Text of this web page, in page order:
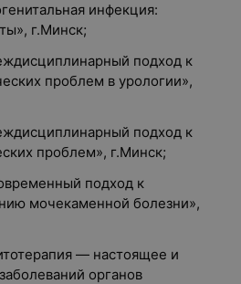
инфекция:
г.Минск;
подход к
проблем в урологии»,
подход к
проблем», г.Минск;
подход к
мочекаменной болезни»,
— настоящее и
органов